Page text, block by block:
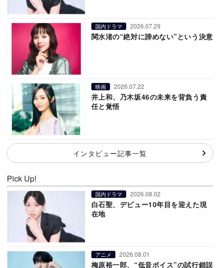
国内ドラマ 2026.07.29
関水渚の“絶対に諦めない”という決意
映画 2026.07.22
井上和、乃木坂46の未来を背負う責
任と覚悟
インタビュー記事一覧
Pick Up!
国内ドラマ 2026.08.02
白石聖、デビュー10年目を迎えた現
在地
アニメ 2026.08.01
梅原裕一郎、“低音ボイス”の試行錯誤